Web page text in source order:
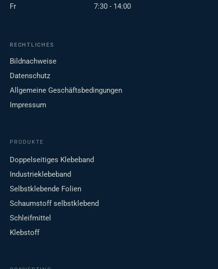
Fr
7:30 - 14:00
RECHTLICHES
Bildnachweise
Datenschutz
Allgemeine Geschäftsbedingungen
Impressum
PRODUKTE
Doppelseitiges Klebeband
Industrieklebeband
Selbstklebende Folien
Schaumstoff selbstklebend
Schleifmittel
Klebstoff